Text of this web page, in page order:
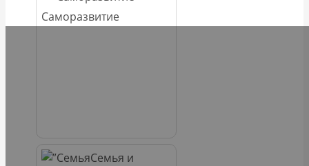
Саморазвитие
Семья и